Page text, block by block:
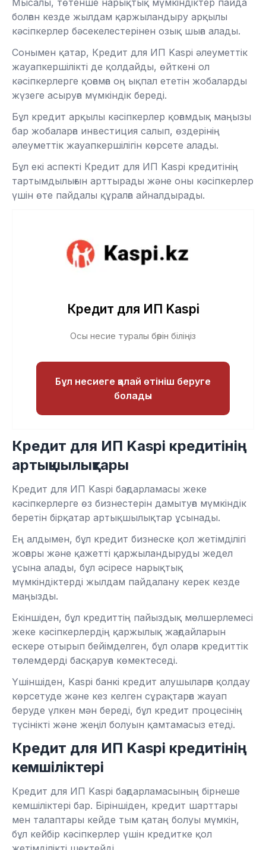
болған кезде жылдам қаржыландыру арқылы
кәсіпкерлер бәсекелестерінен озық шыға алады.
Сонымен қатар, Кредит для ИП Kaspi әлеуметтік
жауапкершілікті де қолдайды, өйткені ол
кәсіпкерлерге қоғамға оң ықпал ететін жобаларды
жүзеге асыруға мүмкіндік береді.
Бұл кредит арқылы кәсіпкерлер қоғамдық маңызы
бар жобаларға инвестиция салып, өздерінің
әлеуметтік жауапкершілігін көрсете алады.
Бұл екі аспекті Кредит для ИП Kaspi кредитінің
тартымдылығын арттырады және оны кәсіпкерлер
үшін өте пайдалы құралға айналдырады.
Кредит для ИП Kaspi
Осы несие туралы бәрін біліңіз
Бұл несиеге қалай өтініш беруге
болады
Кредит для ИП Kaspi кредитінің
артықшылықтары
Кредит для ИП Kaspi бағдарламасы жеке
кәсіпкерлерге өз бизнестерін дамытуға мүмкіндік
беретін бірқатар артықшылықтар ұсынады.
Ең алдымен, бұл кредит бизнеске қол жетімділігі
жоғары және қажетті қаржыландыруды жедел
ұсына алады, бұл әсіресе нарықтық
мүмкіндіктерді жылдам пайдалану керек кезде
маңызды.
Екіншіден, бұл кредиттің пайыздық мөлшерлемесі
жеке кәсіпкерлердің қаржылық жағдайларын
ескере отырып бейімделген, бұл оларға кредиттік
төлемдерді басқаруға көмектеседі.
Үшіншіден, Kaspi банкі кредит алушыларға қолдау
көрсетуде және кез келген сұрақтарға жауап
беруде үлкен мән береді, бұл кредит процесінің
түсінікті және жеңіл болуын қамтамасыз етеді.
Кредит для ИП Kaspi кредитінің
кемшіліктері
Кредит для ИП Kaspi бағдарламасының бірнеше
кемшіліктері бар. Біріншіден, кредит шарттары
мен талаптары кейде тым қатаң болуы мүмкін,
бұл кейбір кәсіпкерлер үшін кредитке қол